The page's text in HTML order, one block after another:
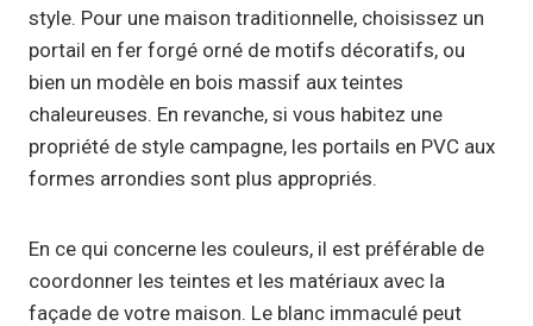
style. Pour une maison traditionnelle, choisissez un
portail en fer forgé orné de motifs décoratifs, ou
bien un modèle en bois massif aux teintes
chaleureuses. En revanche, si vous habitez une
propriété de style campagne, les portails en PVC aux
formes arrondies sont plus appropriés.
En ce qui concerne les couleurs, il est préférable de
coordonner les teintes et les matériaux avec la
façade de votre maison. Le blanc immaculé peut